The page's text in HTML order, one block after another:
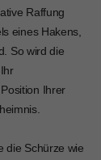
Raffung
eines Hakens,
So wird die
Ihrer
die Schürze wie